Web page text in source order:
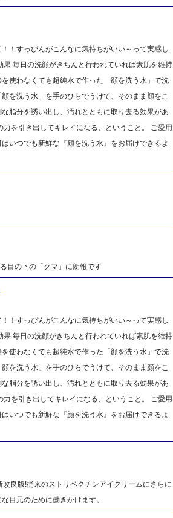
！すっぴんがこんなに気持ちがいい～って実感し
毎日の洗顔がきちんと行われていれば素肌を維持
使わなくても超純水で作った「顔を洗う水」で洗
を洗う水」を手のひらでうけて、そのまま顔をこ
脂分を誘い出し、汚れとともに取り去る効果があ
を引き出してキレイになる、ということ。 ご愛用
いつでも新鮮な『顔を洗う水』をお届けできるよ
目の下の「クマ」に朗報です
！すっぴんがこんなに気持ちがいい～って実感し
毎日の洗顔がきちんと行われていれば素肌を維持
使わなくても超純水で作った「顔を洗う水」で洗
を洗う水」を手のひらでうけて、そのまま顔をこ
脂分を誘い出し、汚れとともに取り去る効果があ
を引き出してキレイになる、ということ。 ご愛用
いつでも新鮮な『顔を洗う水』をお届けできるよ
良版!従来のストリベクチンアイクリームにさらに
目元のために働きかけます。